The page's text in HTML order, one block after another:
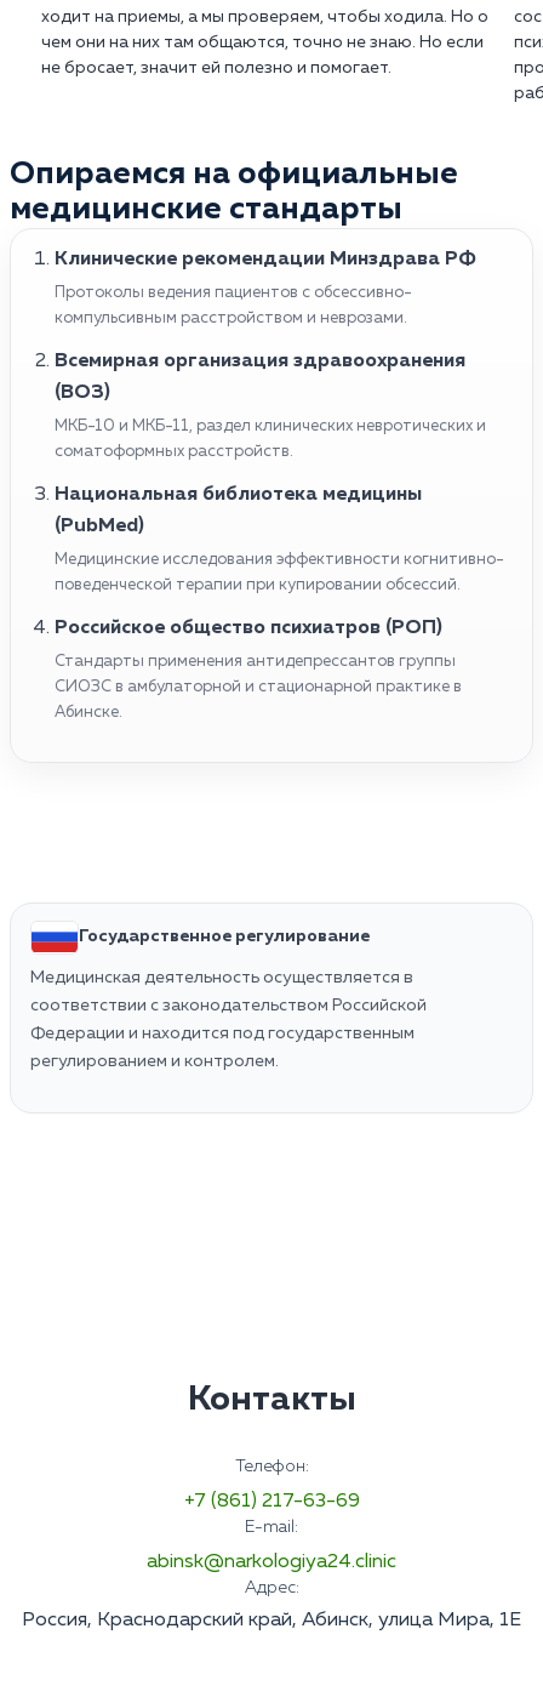
ходит на приемы, а мы проверяем, чтобы ходила. Но о
чем они на них там общаются, точно не знаю. Но если
не бросает, значит ей полезно и помогает.
Опираемся на официальные
медицинские стандарты
Клинические рекомендации Минздрава РФ
Протоколы ведения пациентов с обсессивно-
компульсивным расстройством и неврозами.
Всемирная организация здравоохранения
(ВОЗ)
МКБ-10 и МКБ-11, раздел клинических невротических и
соматоформных расстройств.
Национальная библиотека медицины
(PubMed)
Медицинские исследования эффективности когнитивно-
поведенческой терапии при купировании обсессий.
Российское общество психиатров (РОП)
Стандарты применения антидепрессантов группы
СИОЗС в амбулаторной и стационарной практике в
Абинске.
Государственное регулирование
Медицинская деятельность осуществляется в
соответствии с законодательством Российской
Федерации и находится под государственным
регулированием и контролем.
Контакты
Телефон:
+7 (861) 217-63-69
E-mail:
abinsk@narkologiya24.clinic
Адрес:
Россия, Краснодарский край, Абинск, улица Мира, 1Е